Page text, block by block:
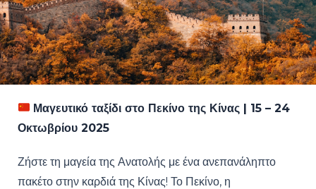
Μαγευτικό ταξίδι στο Πεκίνο της Κίνας | 15 – 24
Οκτωβρίου 2025
Ζήστε τη μαγεία της Ανατολής με ένα ανεπανάληπτο
πακέτο στην καρδιά της Κίνας! Το Πεκίνο, η